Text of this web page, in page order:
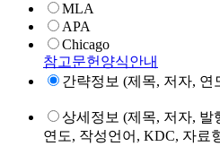
MLA
APA
Chicago
참고문헌양식안내
간략정보 (제목, 저자, 연
상세정보 (제목, 저자, 발
연도, 작성언어, KDC, 자료